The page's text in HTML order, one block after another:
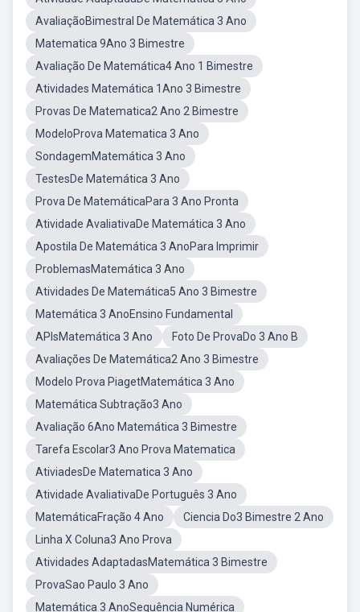
AvaliaçãoBimestral De Matemática 3 Ano
Matematica 9Ano 3 Bimestre
Avaliação De Matemática4 Ano 1 Bimestre
Atividades Matemática 1Ano 3 Bimestre
Provas De Matematica2 Ano 2 Bimestre
ModeloProva Matematica 3 Ano
SondagemMatemática 3 Ano
TestesDe Matemática 3 Ano
Prova De MatemáticaPara 3 Ano Pronta
Atividade AvaliativaDe Matemática 3 Ano
Apostila De Matemática 3 AnoPara Imprimir
ProblemasMatemática 3 Ano
Atividades De Matemática5 Ano 3 Bimestre
Matemática 3 AnoEnsino Fundamental
APIsMatemática 3 Ano
Foto De ProvaDo 3 Ano B
Avaliações De Matemática2 Ano 3 Bimestre
Modelo Prova PiagetMatemática 3 Ano
Matemática Subtração3 Ano
Avaliação 6Ano Matemática 3 Bimestre
Tarefa Escolar3 Ano Prova Matematica
AtiviadesDe Matematica 3 Ano
Atividade AvaliativaDe Português 3 Ano
MatemáticaFração 4 Ano
Ciencia Do3 Bimestre 2 Ano
Linha X Coluna3 Ano Prova
Atividades AdaptadasMatemática 3 Bimestre
ProvaSao Paulo 3 Ano
Matemática 3 AnoSequência Numérica